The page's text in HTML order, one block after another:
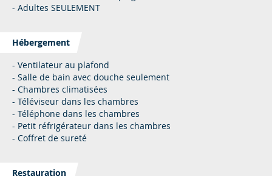
- Adultes SEULEMENT
Hébergement
- Ventilateur au plafond
- Salle de bain avec douche seulement
- Chambres climatisées
- Téléviseur dans les chambres
- Téléphone dans les chambres
- Petit réfrigérateur dans les chambres
- Coffret de sureté
Restauration